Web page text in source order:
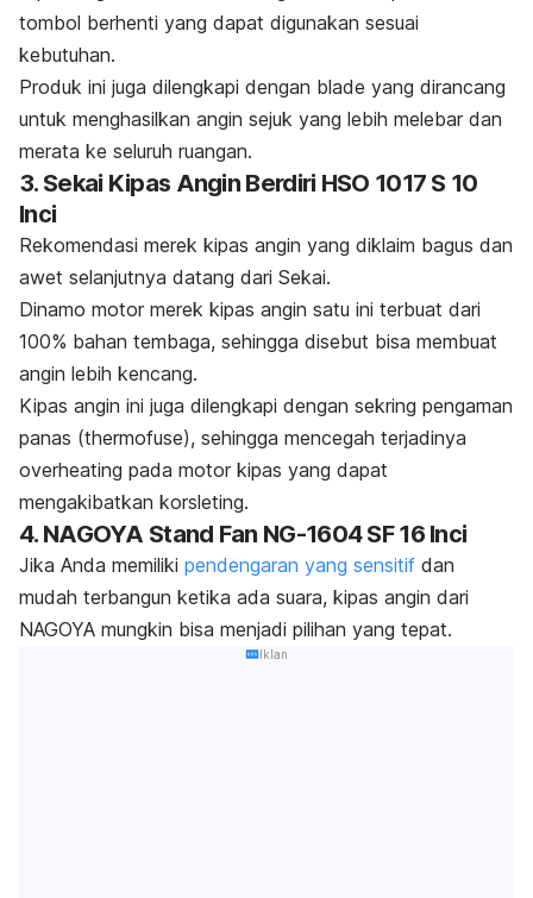
tombol berhenti yang dapat digunakan sesuai
kebutuhan.
Produk ini juga dilengkapi dengan blade yang dirancang
untuk menghasilkan angin sejuk yang lebih melebar dan
merata ke seluruh ruangan.
3. Sekai Kipas Angin Berdiri HSO 1017 S 10
Inci
Rekomendasi merek kipas angin yang diklaim bagus dan
awet selanjutnya datang dari Sekai.
Dinamo motor merek kipas angin satu ini terbuat dari
100% bahan tembaga, sehingga disebut bisa membuat
angin lebih kencang.
Kipas angin ini juga dilengkapi dengan sekring pengaman
panas (thermofuse), sehingga mencegah terjadinya
overheating pada motor kipas yang dapat
mengakibatkan korsleting.
4. NAGOYA Stand Fan NG-1604 SF 16 Inci
Jika Anda memiliki pendengaran yang sensitif dan
mudah terbangun ketika ada suara, kipas angin dari
NAGOYA mungkin bisa menjadi pilihan yang tepat.
Iklan